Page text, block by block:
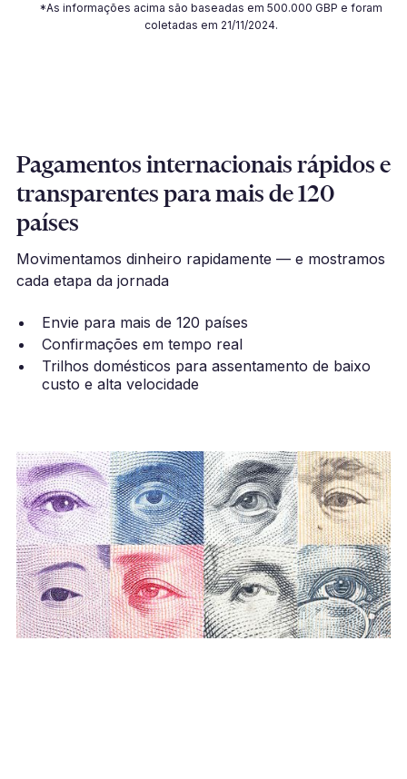
*As informações acima são baseadas em 500.000 GBP e foram
coletadas em 21/11/2024.
Pagamentos internacionais rápidos e
transparentes para mais de 120
países
Movimentamos dinheiro rapidamente — e mostramos
cada etapa da jornada
Envie para mais de 120 países
Confirmações em tempo real
Trilhos domésticos para assentamento de baixo
custo e alta velocidade